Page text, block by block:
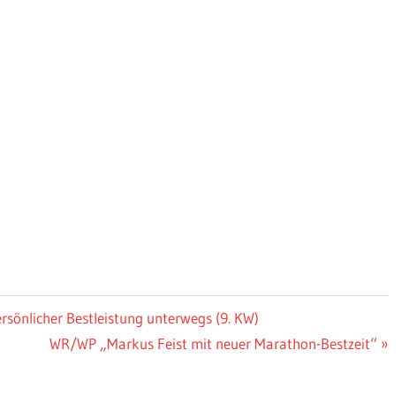
Bestleistung unterwegs (9. KW)
Nächster
WR/WP „Markus Feist mit neuer Marathon-Bestzeit“